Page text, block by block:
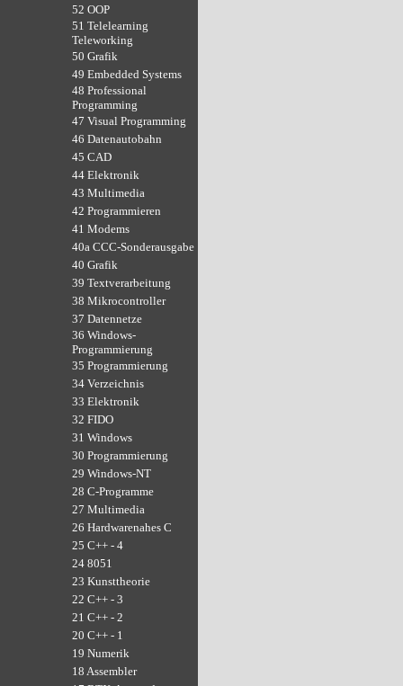
52 OOP
51 Telelearning
Teleworking
50 Grafik
49 Embedded Systems
48 Professional
Programming
47 Visual Programming
46 Datenautobahn
45 CAD
44 Elektronik
43 Multimedia
42 Programmieren
41 Modems
40a CCC-Sonderausgabe
40 Grafik
39 Textverarbeitung
38 Mikrocontroller
37 Datennetze
36 Windows-
Programmierung
35 Programmierung
34 Verzeichnis
33 Elektronik
32 FIDO
31 Windows
30 Programmierung
29 Windows-NT
28 C-Programme
27 Multimedia
26 Hardwarenahes C
25 C++ - 4
24 8051
23 Kunsttheorie
22 C++ - 3
21 C++ - 2
20 C++ - 1
19 Numerik
18 Assembler